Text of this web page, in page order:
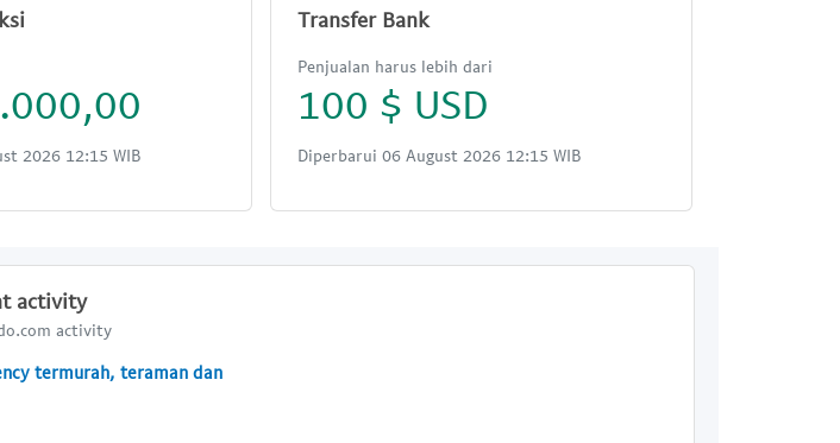
2026 12:15 WIB
Transfer Bank
Penjualan harus lebih dari
100 $ USD
Diperbarui 06 August 2026 12:15 WIB
activity
activity
termurah, teraman dan